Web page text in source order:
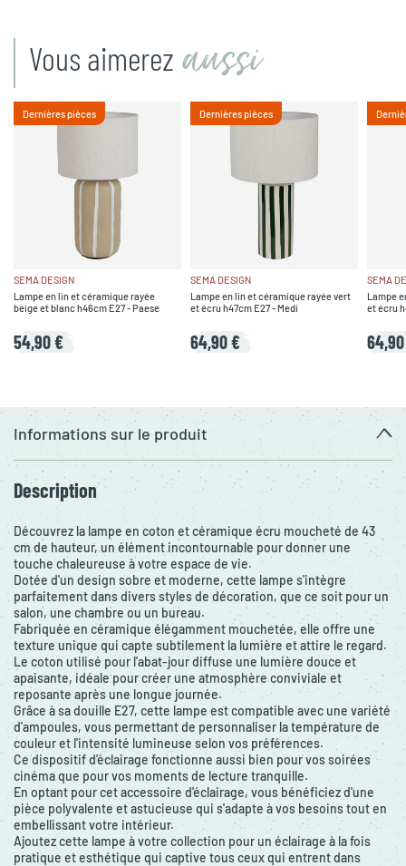
Vous aimerez aussi
Dernières pièces
SEMA DESIGN
Lampe en lin et céramique rayée
beige et blanc h46cm E27 - Paese
54,90 €
Dernières pièces
SEMA DESIGN
Lampe en lin et céramique rayée vert
et écru h47cm E27 - Medi
64,90 €
SEMA
Lampe
et écru
Informations sur le produit
Description
Découvrez la lampe en coton et céramique écru moucheté de 43
cm de hauteur, un élément incontournable pour donner une
touche chaleureuse à votre espace de vie.
Dotée d'un design sobre et moderne, cette lampe s'intègre
parfaitement dans divers styles de décoration, que ce soit pour un
salon, une chambre ou un bureau.
Fabriquée en céramique élégamment mouchetée, elle offre une
texture unique qui capte subtilement la lumière et attire le regard.
Le coton utilisé pour l'abat-jour diffuse une lumière douce et
apaisante, idéale pour créer une atmosphère conviviale et
reposante après une longue journée.
Grâce à sa douille E27, cette lampe est compatible avec une variété
d'ampoules, vous permettant de personnaliser la température de
couleur et l'intensité lumineuse selon vos préférences.
Ce dispositif d'éclairage fonctionne aussi bien pour vos soirées
cinéma que pour vos moments de lecture tranquille.
En optant pour cet accessoire d'éclairage, vous bénéficiez d'une
pièce polyvalente et astucieuse qui s'adapte à vos besoins tout en
embellissant votre intérieur.
Ajoutez cette lampe à votre collection pour un éclairage à la fois
pratique et esthétique qui captive tous ceux qui entrent dans